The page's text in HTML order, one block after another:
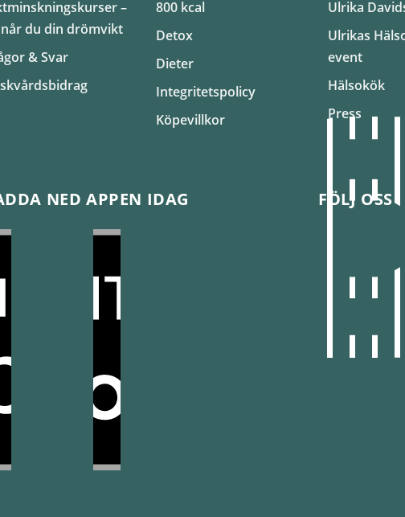
–
du din drömvikt
& Svar
800 kcal
Detox
Dieter
Integritetspolicy
Köpevillkor
Ulrika
Ulrikas
event
Hälsokök
Press
NED APPEN IDAG FÖLJ OSS